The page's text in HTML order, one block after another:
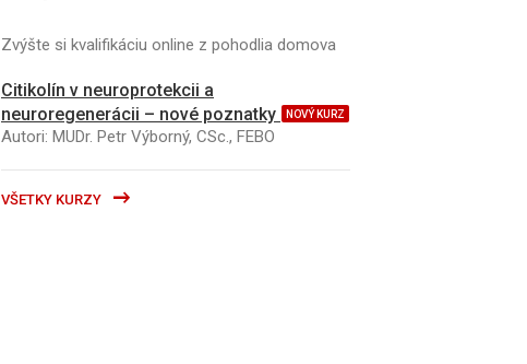
Zvýšte si kvalifikáciu online z pohodlia domova
Citikolín v neuroprotekcii a
neuroregenerácii – nové poznatky
NOVÝ KURZ
Autori: MUDr. Petr Výborný, CSc., FEBO
VŠETKY KURZY